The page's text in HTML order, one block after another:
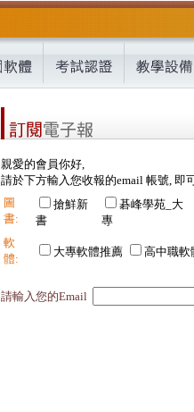
親愛的會員你好,
請於下方輸入您收報的email 帳號, 即
圖
書:
搶鮮新
書
碁峰學苑_大
專
軟
體:
大專軟體推薦 高中職軟
請輸入您的Email